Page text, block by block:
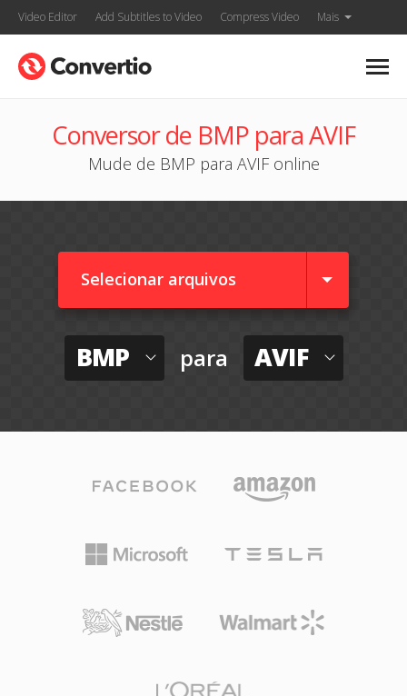
Video Editor Add Subtitles to Video Compress Video Mais
Conversor de BMP para AVIF
Mude de BMP para AVIF online
Selecionar arquivos
BMP para AVIF